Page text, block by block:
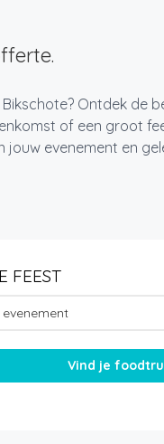
Ontdek de
of een groot
evenement en
FEEST
evenement